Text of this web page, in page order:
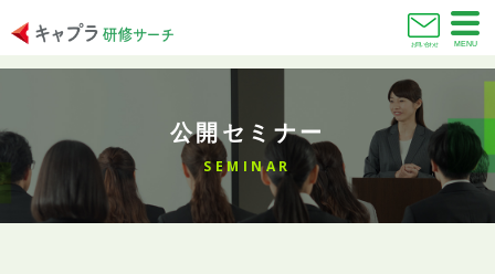
お問い合わせ MENU
公開セミナー
SEMINAR